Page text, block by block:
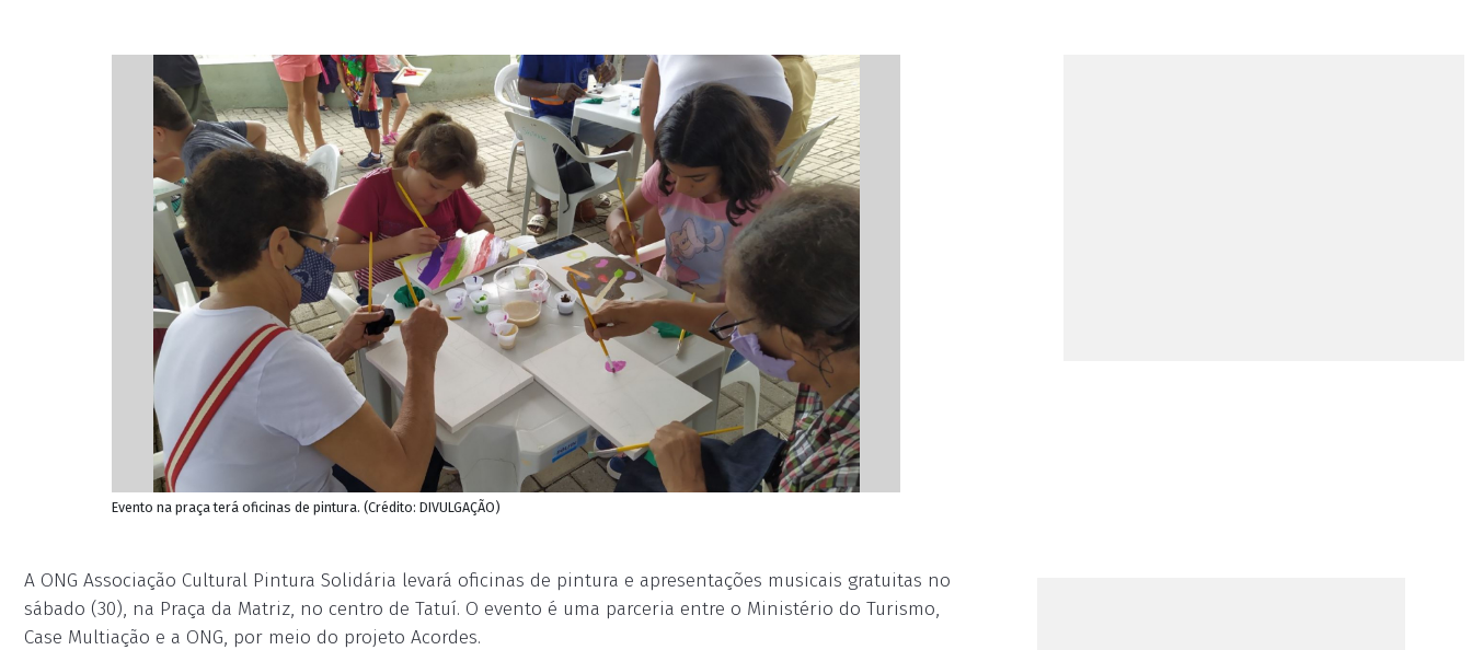
Evento na praça terá oficinas de pintura. (Crédito: DIVULGAÇÃO)
A ONG Associação Cultural Pintura Solidária levará oficinas de pintura e apresentações musicais gratuitas no
sábado (30), na Praça da Matriz, no centro de Tatuí. O evento é uma parceria entre o Ministério do Turismo,
Case Multiação e a ONG, por meio do projeto Acordes.